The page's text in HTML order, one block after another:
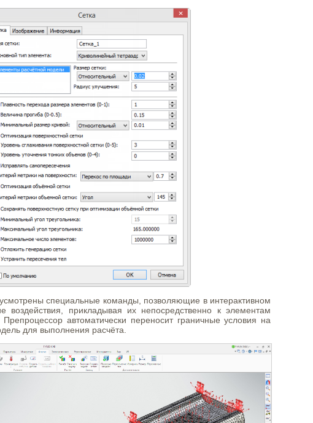
специальные команды, позволяющие в интерактивном
воздействия, прикладывая их непосредственно к элементам
автоматически переносит граничные условия на
для выполнения расчёта.